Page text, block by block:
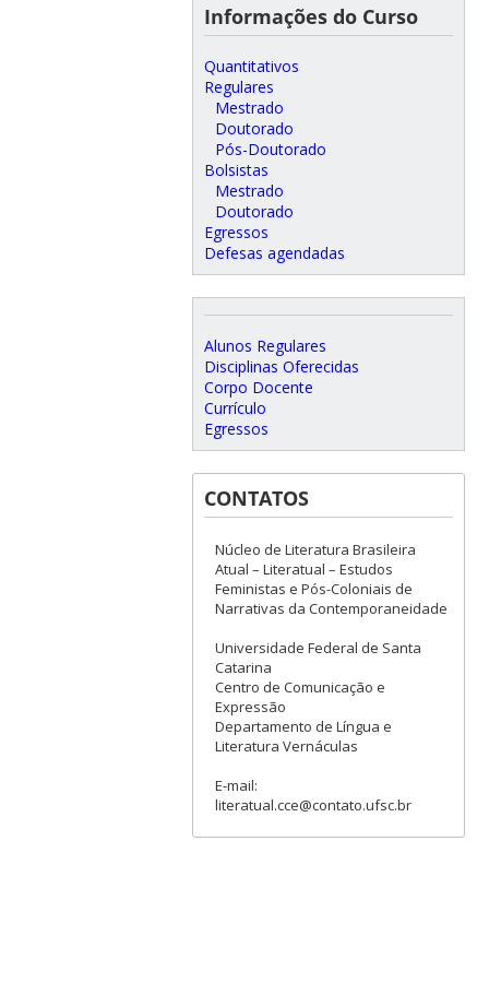
Informações do Curso
Quantitativos
Regulares
Mestrado
Doutorado
Pós-Doutorado
Bolsistas
Mestrado
Doutorado
Egressos
Defesas agendadas
Alunos Regulares
Disciplinas Oferecidas
Corpo Docente
Currículo
Egressos
CONTATOS
Núcleo de Literatura Brasileira
Atual – Literatual – Estudos
Feministas e Pós-Coloniais de
Narrativas da Contemporaneidade
Universidade Federal de Santa
Catarina
Centro de Comunicação e
Expressão
Departamento de Língua e
Literatura Vernáculas
E-mail:
literatual.cce@contato.ufsc.br